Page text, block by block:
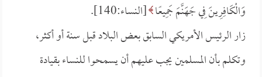
وَالْكَافِرِينَ فِي جَهَنَّمَ جَمِيعًا [النساء:140].
زار الرئيس الأمريكي السابق بعض البلاد قبل سنة أو أكثر،
وتكلم بأن المسلمين يجب عليهم أن يسمحوا للنساء بقيادة